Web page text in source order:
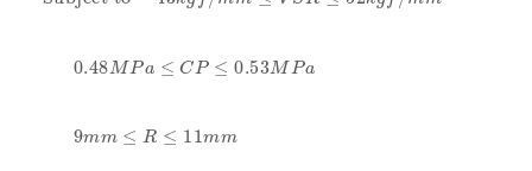
0.48MPa ≤ CP ≤ 0.53M Pa
0.48M Pa≤CP≤ 0.53MPa
9mm ≤ R ≤ 11mm
9m m ≤R ≤11mm